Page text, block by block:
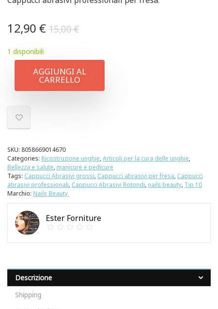
15,00€
12,90 €
1 disponibili
AGGIUNGI AL
CARRELLO
SKU: 8058669014670
Categories: Ricostruzione unghie,Articoli per la cura delle unghie,
Bellezza e salute, manicure e pedicure
Tags: Cappucci Abrasivi grossi, Cappucci abrasivi per fresa, Cappucci
abrasivi professionali, Cappucci Abrasivi Rotondi, nails beauty, Tip 10
Marchio: Nails Beauty
Ester Forniture
Descrizione
Shipping